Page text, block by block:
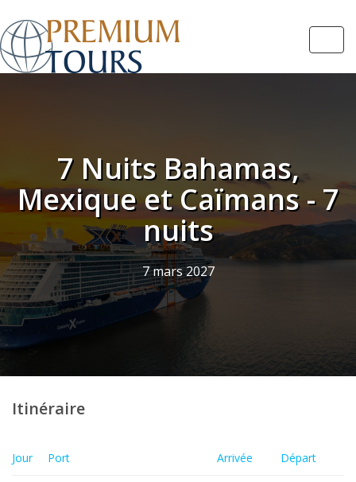
7 Nuits Bahamas,
Mexique et Caïmans - 7
nuits
7 mars 2027
Itinéraire
Jour Port Arrivée Départ